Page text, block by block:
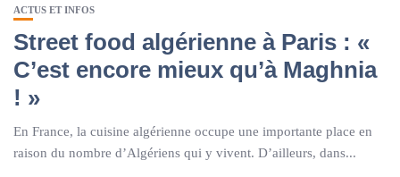
ACTUS ET INFOS
Street food algérienne à Paris : «
C’est encore mieux qu’à Maghnia
! »
En France, la cuisine algérienne occupe une importante place en
raison du nombre d’Algériens qui y vivent. D’ailleurs, dans...